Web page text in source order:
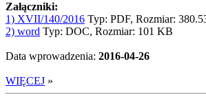
Załączniki:
1) XVII/140/2016 Typ: PDF, Rozmiar:
2) word Typ: DOC, Rozmiar: 101 KB
Data wprowadzenia: 2016-04-26
WIĘCEJ »